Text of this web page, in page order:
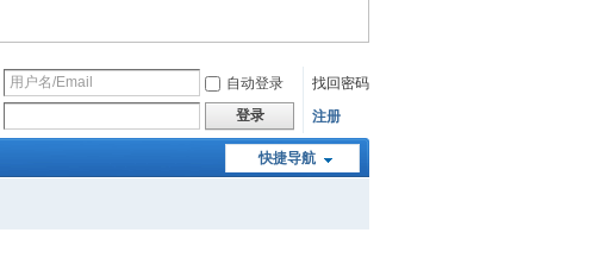
自动登录
找回密码
登录 注册
快捷导航